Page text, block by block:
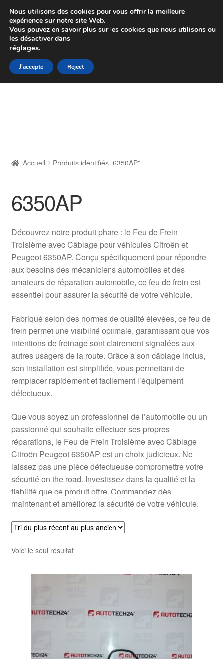
Colissimo livraison à partir de 7 EUR
Du lundi au vendredi de 9 h à 16 h
Aller
à
Aller
au
Livraison
Livraison internationale
Mon compte
Paiements
Plainte
Politique de confidentialité
Procédure de Réclamation
Termes et conditions
Accueil Produits identifiés “6350AP”
6350AP
Découvrez notre produit phare : le Feu de Frein
Troisième avec Câblage pour véhicules Citroën et
Peugeot 6350AP. Conçu spécifiquement pour répondre
aux besoins des mécaniciens automobiles et des
amateurs de réparation automobile, ce feu de frein est
essentiel pour assurer la sécurité de votre véhicule.
Fabriqué selon des normes de qualité élevées, ce feu de
frein permet une visibilité optimale, garantissant que vos
intentions de freinage sont clairement signalées aux
autres usagers de la route. Grâce à son câblage inclus,
son installation est simplifiée, vous permettant de
remplacer rapidement et facilement l’équipement
défectueux.
Que vous soyez un professionnel de l’automobile ou un
passionné qui souhaite effectuer ses propres
réparations, le Feu de Frein Troisième avec Câblage
Citroën Peugeot 6350AP est un choix judicieux. Ne
laissez pas une pièce défectueuse compromettre votre
sécurité on the road. Investissez dans la qualité et la
fiabilité que ce produit offre. Commandez dès
maintenant et améliorez la sécurité de votre véhicule.
Voici le seul résultat
Nous utilisons des cookies pour vous offrir la meilleure
expérience sur notre site Web.
Vous pouvez en savoir plus sur les cookies que nous utilisons ou
les désactiver dans
réglages.
J'accepte Reject